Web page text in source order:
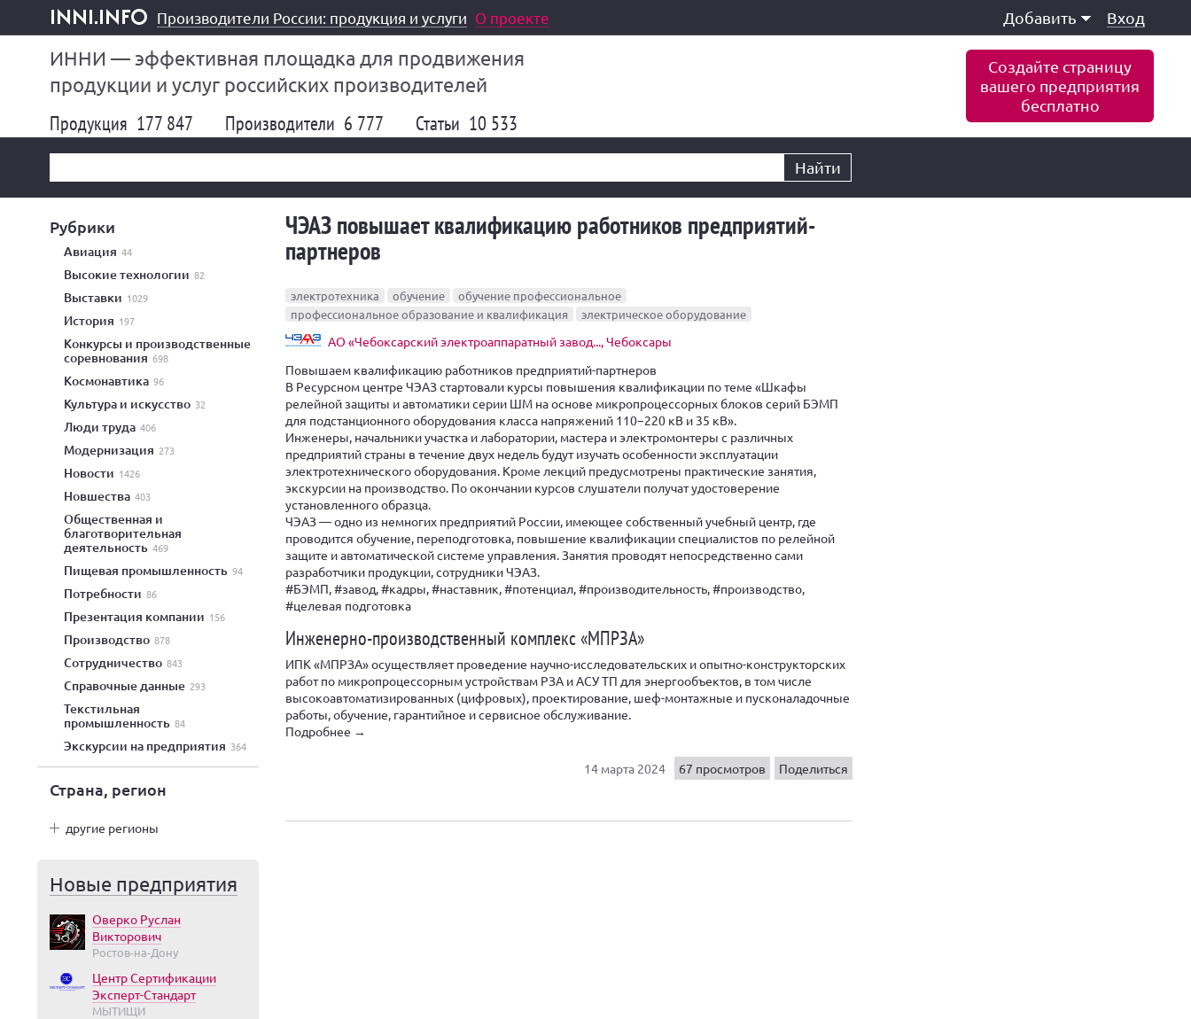
inni.info
Производители России: продукция и услуги О проекте Добавить Вход
ИННИ — эффективная площадка для продвижения
продукции и услуг российских производителей
Создайте страницу
вашего предприятия
бесплатно
Продукция 177 847 Производители 6 777 Статьи 10 533
Найти
Рубрики
авиация 44
высокие технологии 82
выставки 1029
история 197
конкурсы и производственные
соревнования 698
космонавтика 96
культура и искусство 32
люди труда 406
модернизация 273
новости 1426
новшества 403
общественная и
благотворительная
деятельность 469
пищевая промышленность 94
потребности 86
презентация компании 156
производство 878
сотрудничество 843
справочные данные 293
текстильная
промышленность 84
экскурсии на предприятия 364
Страна, регион
другие регионы
Новые предприятия
Оверко Руслан
Викторович
Ростов-на-Дону
Центр Сертификации
Эксперт-Стандарт
МЫТИЩИ
ЧЭАЗ повышает квалификацию работников предприятий-
партнеров
электротехника обучение
обучение профессиональное
профессиональное образование и квалификация
электрическое оборудование
АО «Чебоксарский электроаппаратный завод..., Чебоксары
Повышаем квалификацию работников предприятий-партнеров
В Ресурсном центре ЧЭАЗ стартовали курсы повышения квалификации по теме «Шкафы
релейной защиты и автоматики серии ШМ на основе микропроцессорных блоков серий БЭМП
для подстанционного оборудования класса напряжений 110−220 кВ и 35 кВ».
Инженеры, начальники участка и лаборатории, мастера и электромонтеры с различных
предприятий страны в течение двух недель будут изучать особенности эксплуатации
электротехнического оборудования. Кроме лекций предусмотрены практические занятия,
экскурсии на производство. По окончании курсов слушатели получат удостоверение
установленного образца.
ЧЭАЗ — одно из немногих предприятий России, имеющее собственный учебный центр, где
проводится обучение, переподготовка, повышение квалификации специалистов по релейной
защите и автоматической системе управления. Занятия проводят непосредственно сами
разработчики продукции, сотрудники ЧЭАЗ.
#БЭМП, #завод, #кадры, #наставник, #потенциал, #производительность, #производство,
#целевая подготовка
Инженерно-производственный комплекс «МПРЗА»
ИПК «МПРЗА» осуществляет проведение научно-исследовательских и опытно-конструкторских
работ по микропроцессорным устройствам РЗА и АСУ ТП для энергообъектов, в том числе
высокоавтоматизированных (цифровых), проектирование, шеф-монтажные и пусконаладочные
работы, обучение, гарантийное и сервисное обслуживание.
Подробнее →
14 марта 2024 67 просмотров Поделиться